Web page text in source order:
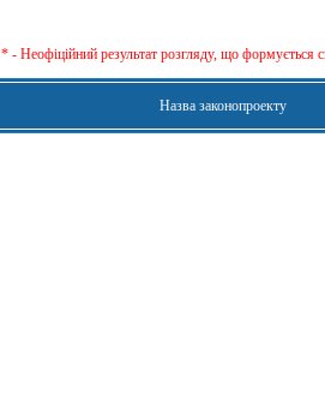
* - Неофіційний результат розгляду, що формується
Назва законопроекту